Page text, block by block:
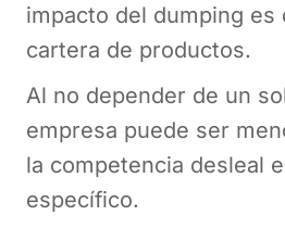
impacto del dumping es
cartera de productos.
Al no depender de un
empresa puede ser
la competencia desleal
específico.